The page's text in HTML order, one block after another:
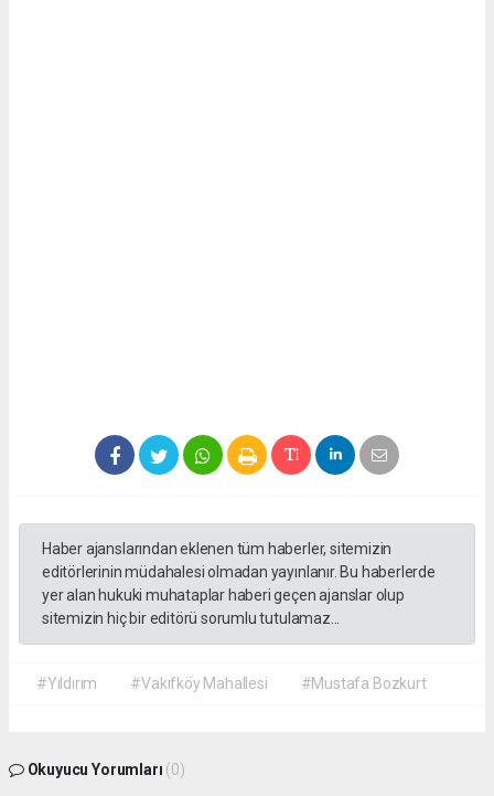
Haber ajanslarından eklenen tüm haberler, sitemizin
editörlerinin müdahalesi olmadan yayınlanır. Bu haberlerde
yer alan hukuki muhataplar haberi geçen ajanslar olup
sitemizin hiç bir editörü sorumlu tutulamaz...
#Yıldırım #Vakıfköy Mahallesi #Mustafa Bozkurt
Okuyucu Yorumları (0)